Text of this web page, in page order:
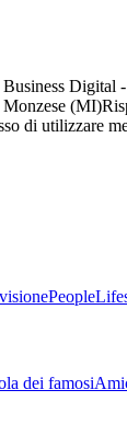
Digital
(MI)
di utilizzare
People
dei famosi